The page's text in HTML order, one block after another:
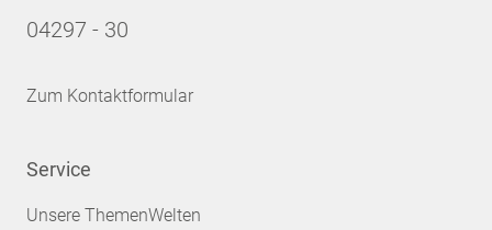
04297 - 30
Zum Kontaktformular
Service
Unsere ThemenWelten